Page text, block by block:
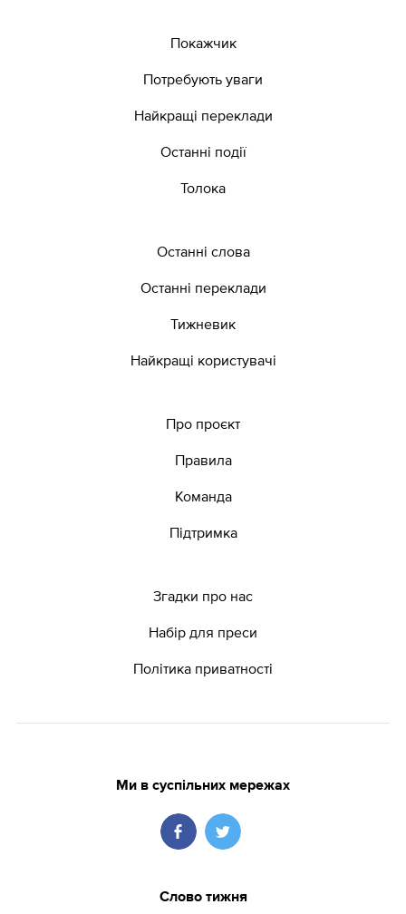
Покажчик
Потребують уваги
Найкращі переклади
Останні події
Толока
Останні слова
Останні переклади
Тижневик
Найкращі користувачі
Про проєкт
Правила
Команда
Підтримка
Згадки про нас
Набір для преси
Політика приватності
Ми в суспільних мережах
Слово тижня